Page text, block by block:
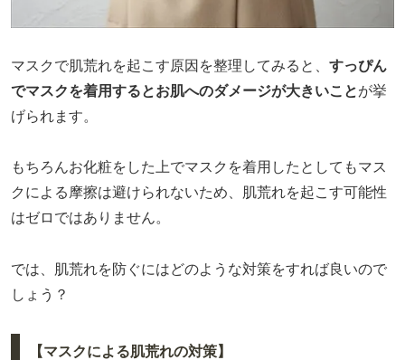
マスクで肌荒れを起こす原因を整理してみると、 すっぴん
でマスクを着用するとお肌へのダメージが大きいことが挙
げられます。
もちろんお化粧をした上でマスクを着用したとしてもマス
クによる摩擦は避けられないため、肌荒れを起こす可能性
はゼロではありません。
では、肌荒れを防ぐにはどのような対策をすれば良いので
しょう？
【マスクによる肌荒れの対策】